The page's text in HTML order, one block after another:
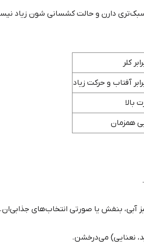
سبک‌تری دارن و حالت کشسانی شون زیاد
کلر
آفتاب و حرکت زیاد
بالا
همزمان
آبی، بنفش یا صورتی انتخاب‌های جذابی‌ان.
نعنایی) می‌درخشن.